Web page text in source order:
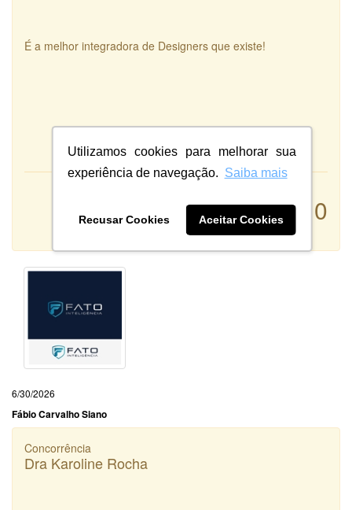
Utilizamos cookies para melhorar sua
experiência de navegação. Saiba mais
Recusar Cookies Aceitar Cookies
É a melhor integradora de Designers que existe!
10
Qualidade:
Sistema:
6/30/2026
Fábio Carvalho Siano
Concorrência
Dra Karoline Rocha